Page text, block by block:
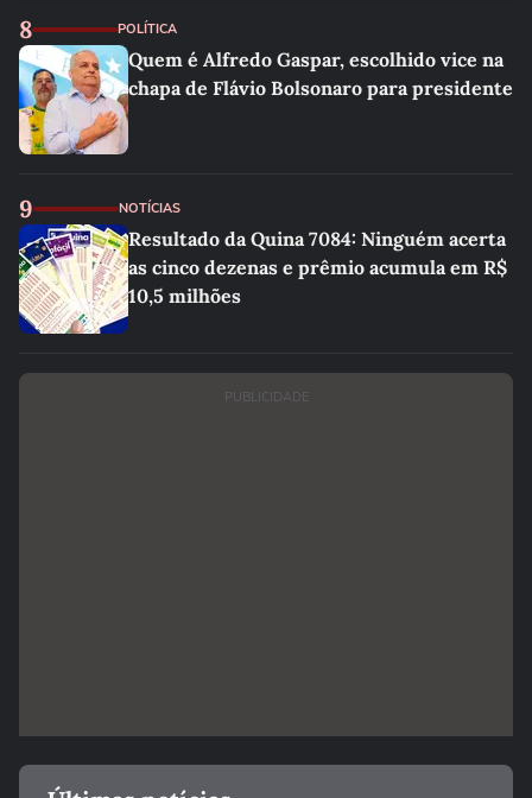
8 POLÍTICA
Quem é Alfredo Gaspar, escolhido vice na
chapa de Flávio Bolsonaro para presidente
9 NOTÍCIAS
Resultado da Quina 7084: Ninguém acerta
as cinco dezenas e prêmio acumula em R$
10,5 milhões
PUBLICIDADE